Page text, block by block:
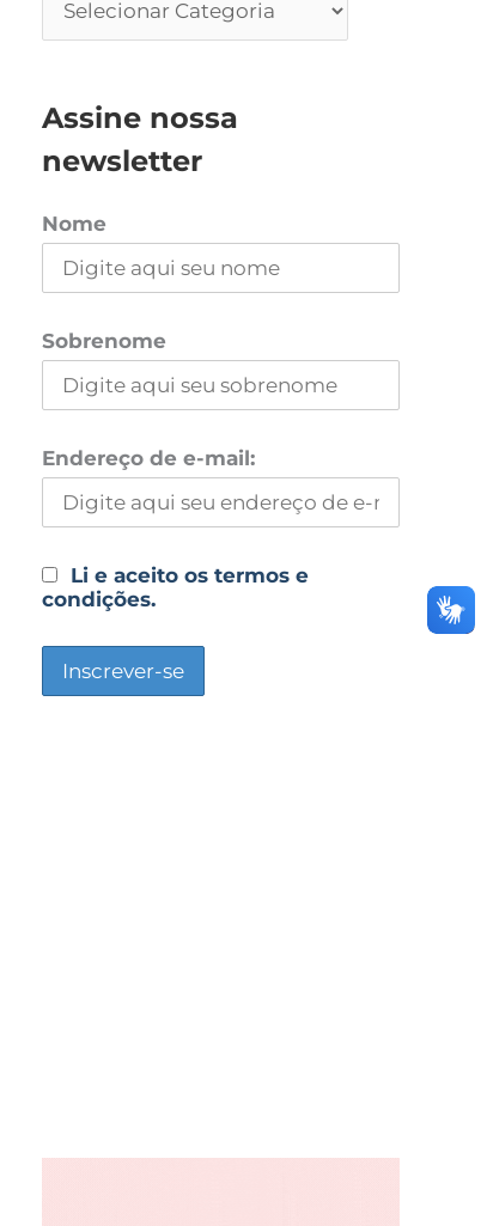
Assine nossa
newsletter
Nome
Sobrenome
Endereço de e-mail:
Li e aceito os termos e
condições.